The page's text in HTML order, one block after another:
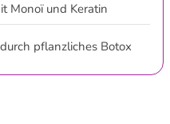
Monoï und Keratin
pflanzliches Botox